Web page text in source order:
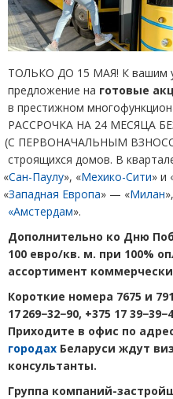
ТОЛЬКО ДО 15 МАЯ! К вашим
предложение на готовые
в престижном
РАССРОЧКА НА 24 МЕСЯЦА
(С ПЕРВОНАЧАЛЬНЫМ
строящихся домов. В
«Сан-Паулу», «Мехико-Сити» и
«Западная Европа» — «Милан
«Амстердам».
Дополнительно ко Дню
100 евро/кв. м. при 100%
ассортимент
Короткие номера 7675 и
17 269−32−90, +375 17
Приходите в офис по
городах Беларуси ждут
консультанты.
Группа компаний-